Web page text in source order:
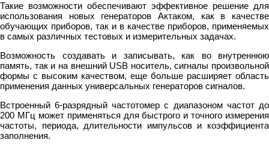
Такие возможности обеспечивают эффективное решение для
использования новых генераторов Актаком, как в качестве
обучающих приборов, так и в качестве приборов, применяемых
в самых различных тестовых и измерительных задачах.
Возможность создавать и записывать, как во внутреннюю
память, так и на внешний USB носитель, сигналы произвольной
формы с высоким качеством, еще больше расширяет область
применения данных универсальных генераторов сигналов.
Встроенный 6-разрядный частотомер с диапазоном частот до
200 МГц может применяться для быстрого и точного измерения
частоты, периода, длительности импульсов и коэффициента
заполнения.